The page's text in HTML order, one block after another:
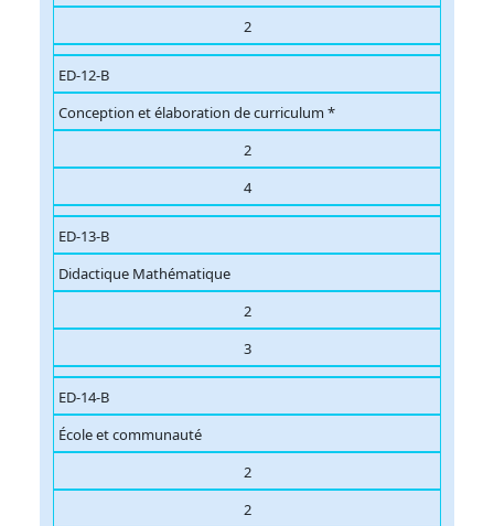
2
ED-12-B
Conception et élaboration de curriculum *
2
4
ED-13-B
Didactique Mathématique
2
3
ED-14-B
École et communauté
2
2